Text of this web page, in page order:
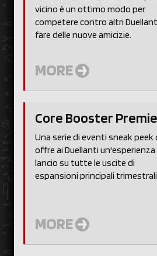
vicino è un ottimo modo per
competere contro altri
fare delle nuove amicizie.
MORE
Core Booster
Una serie di eventi sneak peek
offre ai Duellanti un'esperienza
lancio su tutte le uscite di
espansioni principali trimestrali
MORE